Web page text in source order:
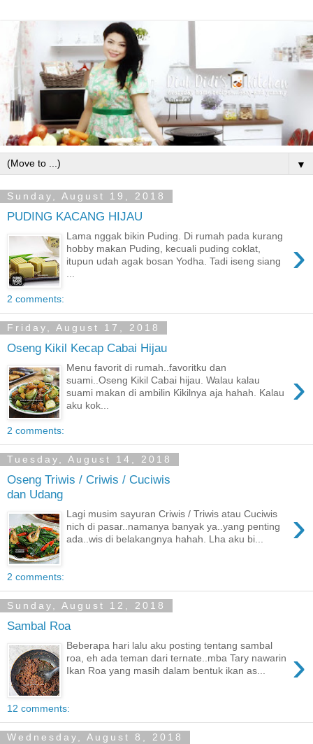
▼
Sunday, August 19, 2018
PUDING KACANG HIJAU
›
Lama nggak bikin Puding. Di rumah pada kurang
hobby makan Puding, kecuali puding coklat,
itupun udah agak bosan Yodha. Tadi iseng siang
...
2 comments:
Friday, August 17, 2018
Oseng Kikil Kecap Cabai Hijau
›
Menu favorit di rumah..favoritku dan
suami..Oseng Kikil Cabai hijau. Walau kalau
suami makan di ambilin Kikilnya aja hahah. Kalau
aku kok...
2 comments:
Tuesday, August 14, 2018
Oseng Triwis / Criwis / Cuciwis
dan Udang
›
Lagi musim sayuran Criwis / Triwis atau Cuciwis
nich di pasar..namanya banyak ya..yang penting
ada..wis di belakangnya hahah. Lha aku bi...
2 comments:
Sunday, August 12, 2018
Sambal Roa
›
Beberapa hari lalu aku posting tentang sambal
roa, eh ada teman dari ternate..mba Tary nawarin
Ikan Roa yang masih dalam bentuk ikan as...
12 comments:
Wednesday, August 8, 2018